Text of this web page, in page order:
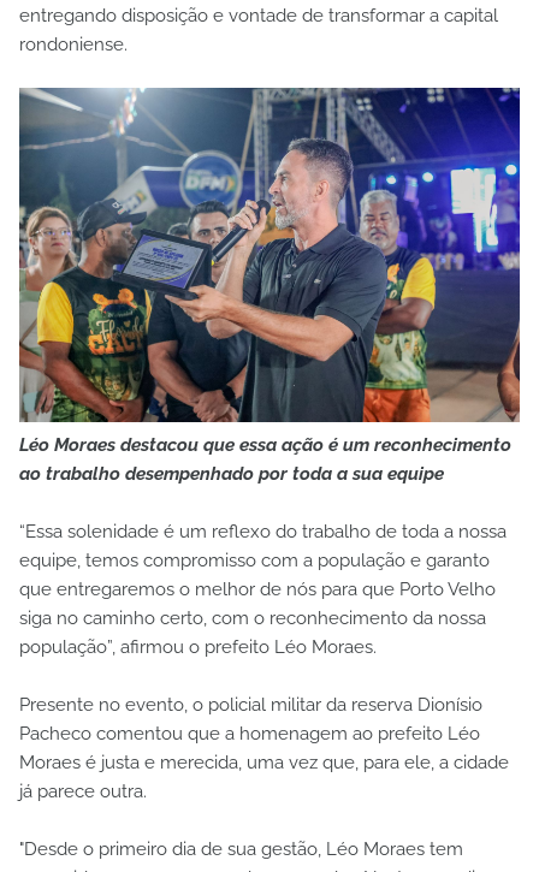
entregando disposição e vontade de transformar a capital
rondoniense.
Léo Moraes destacou que essa ação é um reconhecimento
ao trabalho desempenhado por toda a sua equipe
“Essa solenidade é um reflexo do trabalho de toda a nossa
equipe, temos compromisso com a população e garanto
que entregaremos o melhor de nós para que Porto Velho
siga no caminho certo, com o reconhecimento da nossa
população”, afirmou o prefeito Léo Moraes.
Presente no evento, o policial militar da reserva Dionísio
Pacheco comentou que a homenagem ao prefeito Léo
Moraes é justa e merecida, uma vez que, para ele, a cidade
já parece outra.
"Desde o primeiro dia de sua gestão, Léo Moraes tem